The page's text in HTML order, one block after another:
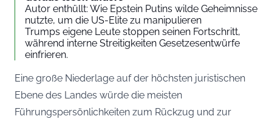
Autor enthüllt: Wie Epstein Putins wilde Geheimnisse
nutzte, um die US-Elite zu manipulieren
Trumps eigene Leute stoppen seinen Fortschritt,
während interne Streitigkeiten Gesetzesentwürfe
einfrieren.
Eine große Niederlage auf der höchsten juristischen
Ebene des Landes würde die meisten
Führungspersönlichkeiten zum Rückzug und zur